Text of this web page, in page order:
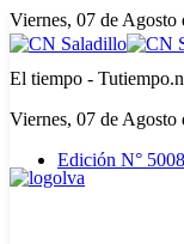
Viernes, 07 de Agosto
El tiempo -
Viernes, 07 de Agosto
Edición N° 5008